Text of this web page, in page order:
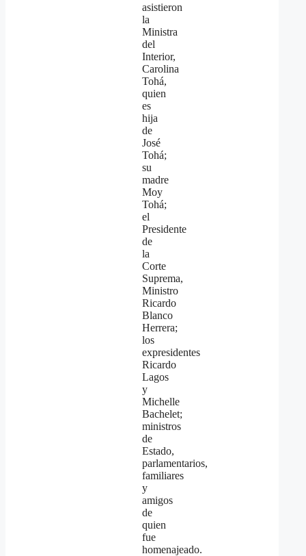
asistieron
la
Ministra
del
Interior,
Carolina
Tohá,
quien
es
hija
de
José
Tohá;
su
madre
Moy
Tohá;
el
Presidente
de
la
Corte
Suprema,
Ministro
Ricardo
Blanco
Herrera;
los
expresidentes
Ricardo
Lagos
y
Michelle
Bachelet;
ministros
de
Estado,
parlamentarios,
familiares
y
amigos
de
quien
fue
homenajeado.